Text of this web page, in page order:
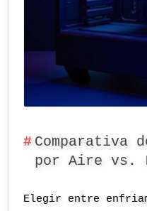
Comparativa
por Aire vs.
Elegir entre